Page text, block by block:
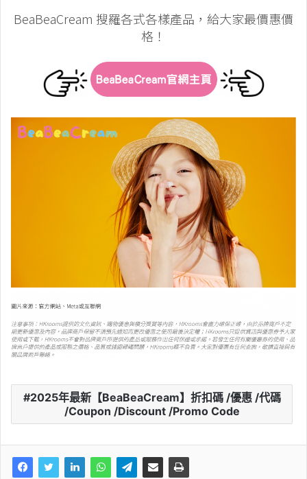
BeaBeaCream 搜羅各式各樣產品，給大家最價惠價
格！
2025年最新【BeaBeaCream】折扣碼 /優惠 /代碼
/Coupon /Discount /Promo Code